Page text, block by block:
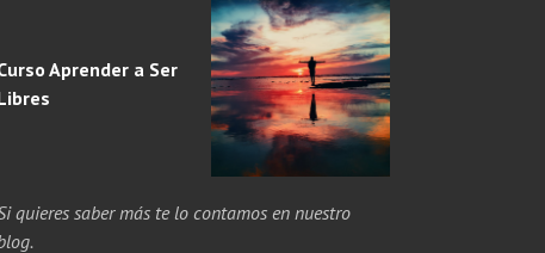
Aprender a Ser
quieres saber más te lo contamos en nuestro